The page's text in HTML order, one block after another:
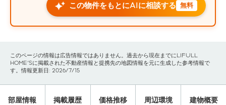
この物件をもとにAIに相談する 無料
このページの情報は広告情報ではありません。過去から現在までにLIFULL
HOME'Sに掲載された不動産情報と提携先の地図情報を元に生成した参考情報で
す。情報更新日: 2026/7/15
部屋情報 掲載履歴 価格推移 周辺環境 建物概要